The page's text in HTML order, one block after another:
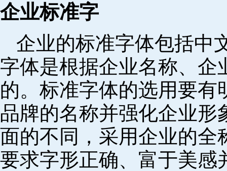
企业标准字
企业的标准字体包括中
字体是根据企业名称、企
的。标准字体的选用要
品牌的名称并强化企业
面的不同，采用企业的全
要求字形正确、富于美感